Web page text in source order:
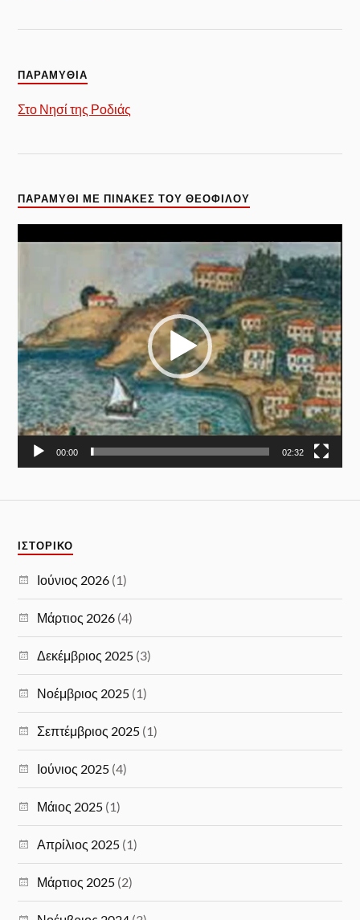
ΠΑΡΑΜΥΘΙΑ
Στο Νησί της Ροδιάς
ΠΑΡΑΜΎΘΙ ΜΕ ΠΊΝΑΚΕΣ ΤΟΥ ΘΕΌΦΙΛΟΥ
Αναπαραγωγής
00:00 02:32
ΙΣΤΟΡΙΚΌ
Ιούνιος 2026 (1)
Μάρτιος 2026 (4)
Δεκέμβριος 2025 (3)
Νοέμβριος 2025 (1)
Σεπτέμβριος 2025 (1)
Ιούνιος 2025 (4)
Μάιος 2025 (1)
Απρίλιος 2025 (1)
Μάρτιος 2025 (2)